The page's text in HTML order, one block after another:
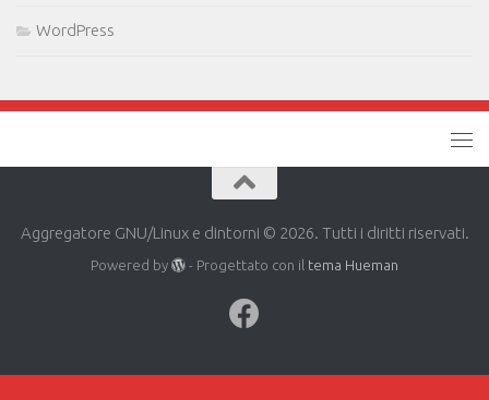
WordPress
Aggregatore GNU/Linux e dintorni © 2026. Tutti i diritti riservati.
Powered by - Progettato con il tema Hueman